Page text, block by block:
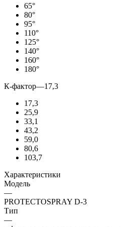
65°
80°
95°
110°
125°
140°
160°
180°
К-фактор—17,3
17,3
25,9
33,1
43,2
59,0
80,6
103,7
Характеристики
Модель
—
PROTECTOSPRAY D-3
Тип
—